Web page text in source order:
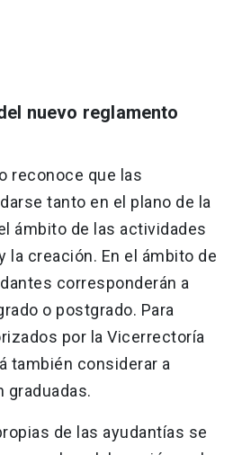
nuevo reglamento
reconoce que las
tanto en el plano de la
ámbito de las actividades
la creación. En el ámbito de
corresponderán a
o postgrado. Para
por la Vicerrectoría
también considerar a
graduadas.
de las ayudantías se